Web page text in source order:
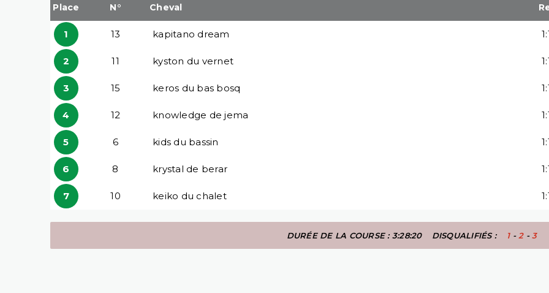
Place N° Cheval
1 13 kapitano dream
2 11 kyston du vernet
3 15 keros du bas bosq
4 12 knowledge de jema
5 6 kids du bassin
6 8 krystal de berar
7 10 keiko du chalet
DURÉE DE LA COURSE : 3:28:20 DISQUALIFIÉS : 1- 2-3